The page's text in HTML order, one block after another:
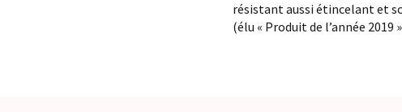
résistant aussi étincelant et
(élu « Produit de l’année 2019